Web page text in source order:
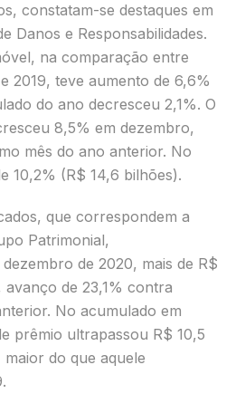
constatam-se destaques em
Danos e Responsabilidades.
na comparação entre
2019, teve aumento de 6,6%
do ano decresceu 2,1%. O
8,5% em dezembro,
mês do ano anterior. No
10,2% (R$ 14,6 bilhões).
que correspondem a
Patrimonial,
de 2020, mais de R$
avanço de 23,1% contra
No acumulado em
prêmio ultrapassou R$ 10,5
do que aquele